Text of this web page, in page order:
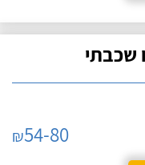
שכבתי
₪54-80